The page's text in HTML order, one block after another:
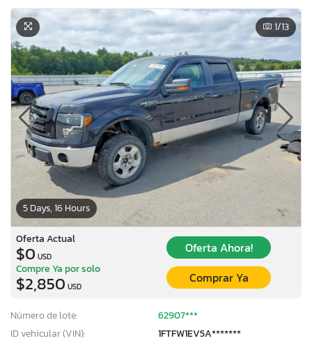
5 Days, 16 Hours
1/13
Oferta Actual
$0 USD
Oferta Ahora!
Compre Ya por solo
$2,850 USD
Comprar Ya
Número de lote:
62907***
ID vehicular (VIN):
1FTFW1EV5A*******